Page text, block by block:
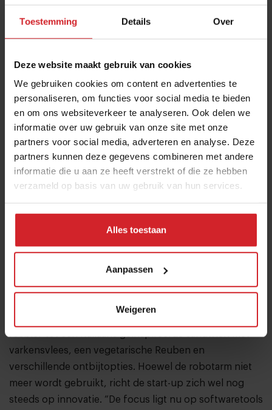
Toestemming Details Over
Deze website maakt gebruik van cookies
We gebruiken cookies om content en advertenties te
personaliseren, om functies voor social media te bieden
en om ons websiteverkeer te analyseren. Ook delen we
informatie over uw gebruik van onze site met onze
partners voor social media, adverteren en analyse. Deze
partners kunnen deze gegevens combineren met andere
informatie die u aan ze heeft verstrekt of die ze hebben
verzameld op basis van uw gebruik van hun services.
Alles toestaan
Aanpassen
Weigeren
mexketen met 3.570 vestigingen, die in 2024 een
keten in 2020 en startte daarna een nieuw concept:
Kernel. Een fastfood- annex fast-casual formule met
vegetarische gerechten, bowls en een kipsandwich,
bedoeld voor mensen die tijdens de lunch behoefte
hebben aan een snelle, lekkere maaltijdoplossing met
weinig interactie. De opvallende innovatie: een
robotarm in de keuken. Hoewel het nieuwe concept
groots werd aangekondigd, werd in april 2025
opening bleek de formule geen succes bij
Niet alleen sloot het volledige vegetarische menu niet
aan bij de wensen van de gast; ook de robotarm als
chef resoneerde niet bij gasten. Bij het nieuwe
voor sandwiches. De keuze varieert van dun gesneden
varkensvlees, een vegetarische Reuben en
verschillende ontbijtopties. Hoewel de robotarm niet
meer wordt gebruikt, richt de start-up zich wel nog
steeds op innovatie. “De focus ligt nu op softwaretools